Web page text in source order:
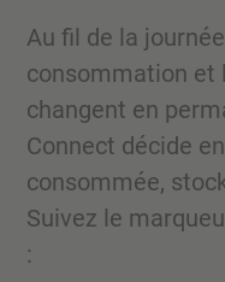
Au fil de la
consommation et
changent en
Connect décide
consommée,
Suivez le
: